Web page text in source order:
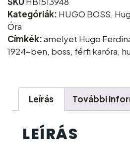
Kategóriák: HUGO BOSS,
Óra
Címkék:amelyet Hugo
1924-ben, boss, férfi karóra,
Leírás További
LEÍRÁS